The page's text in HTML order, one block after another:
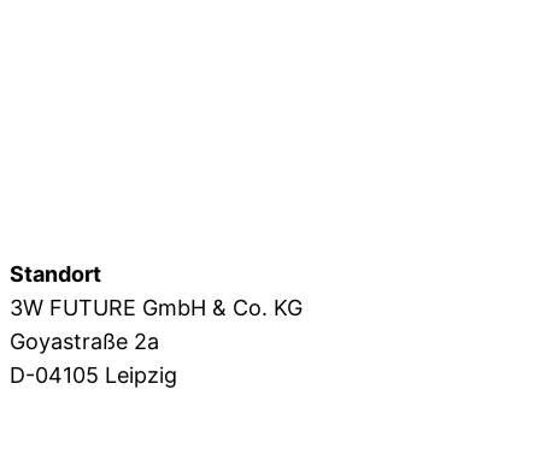
Standort
3W FUTURE GmbH & Co. KG
Goyastraße 2a
D-04105 Leipzig